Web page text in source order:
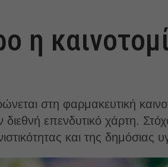
η
στη φαρμακευτική
επενδυτικό χάρτη.
και της δημόσιας